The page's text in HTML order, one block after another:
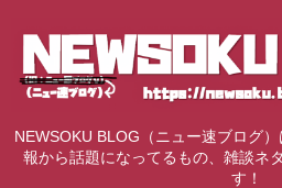
NEWSOKU BLOG（ニュー速ブログ
報から話題になってるもの、雑談ネ
す！